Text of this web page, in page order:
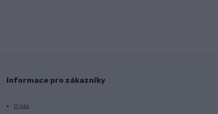
Informace pro zákazníky
O nás